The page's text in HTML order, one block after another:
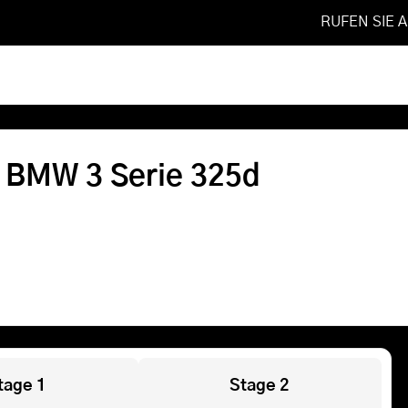
RUFEN
Softwareoptimierung
Shop
3 Serie 325d
1 Stage 2